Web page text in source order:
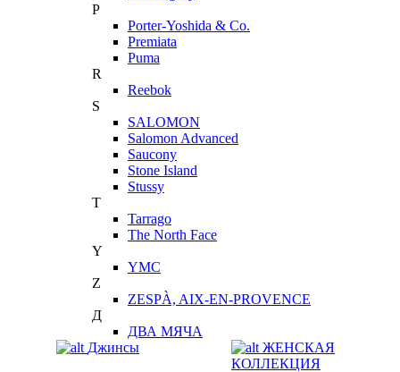
P
Porter-Yoshida & Co.
Premiata
Puma
R
Reebok
S
SALOMON
Salomon Advanced
Saucony
Stone Island
Stussy
T
Tarrago
The North Face
Y
YMC
Z
ZESPÀ, AIX-EN-PROVENCE
Д
ДВА МЯЧА
Джинсы
ЖЕНСКАЯ
КОЛЛЕКЦИЯ